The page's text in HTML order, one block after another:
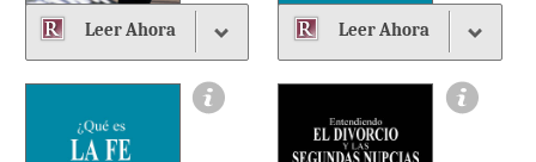
Leer Ahora Leer Ahora